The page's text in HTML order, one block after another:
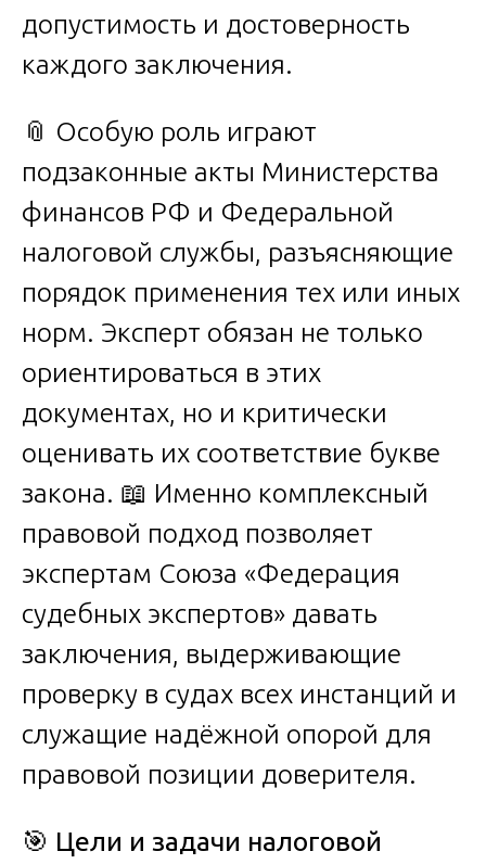
допустимость и достоверность
каждого заключения.
📎 Особую роль играют
подзаконные акты Министерства
финансов РФ и Федеральной
налоговой службы, разъясняющие
порядок применения тех или иных
норм. Эксперт обязан не только
ориентироваться в этих
документах, но и критически
оценивать их соответствие букве
закона. 📖 Именно комплексный
правовой подход позволяет
экспертам Союза «Федерация
судебных экспертов» давать
заключения, выдерживающие
проверку в судах всех инстанций и
служащие надёжной опорой для
правовой позиции доверителя.
🎯 Цели и задачи налоговой